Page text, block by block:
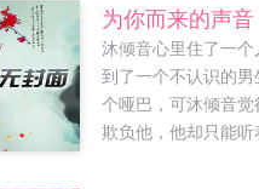
为你而来的声音
沐倾音心里住了一
到了一个不认识的
个哑巴，可沐倾音
欺负他，他却只能